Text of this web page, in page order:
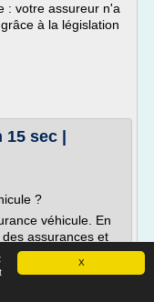
X
: votre assureur n'a
à la législation
sec |
?
véhicule. En
assurances et
sans assurance
lourdement
d' accident